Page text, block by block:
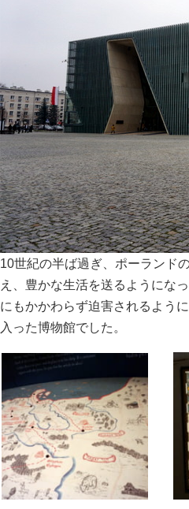
10世紀の半ば過ぎ、ポーランド
え、豊かな生活を送るようにな
にもかかわらず迫害されるよう
入った博物館でした。